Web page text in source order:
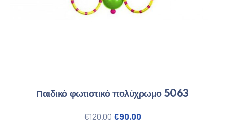
Παιδικό φωτιστικό πολύχρωμο 5063
€120.00Original price was: €120.00.
€90.00